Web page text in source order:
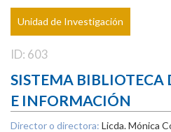
Unidad de Investigación
ID: 603
SISTEMA
E INFORMACIÓN
Director o directora: Licda. Mónica